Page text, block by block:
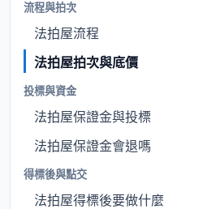
流程與拍次
法拍屋流程
法拍屋拍次與底價
投標與資金
法拍屋保證金與投標
法拍屋保證金會退嗎
得標後與點交
法拍屋得標後要做什麼